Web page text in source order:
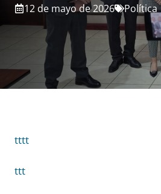
12 de mayo de 2026 Política
tttt
ttt